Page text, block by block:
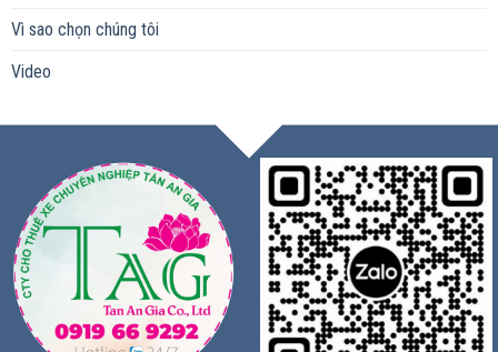
Vì sao chọn chúng tôi
Video